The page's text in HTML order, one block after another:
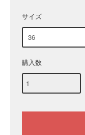
サイズ
購入数